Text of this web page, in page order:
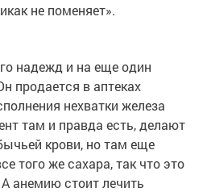
не поменяет».
надежд и на еще один
продается в аптеках
нехватки железа
там и правда есть, делают
крови, но там еще
того же сахара, так что это
анемию стоит лечить